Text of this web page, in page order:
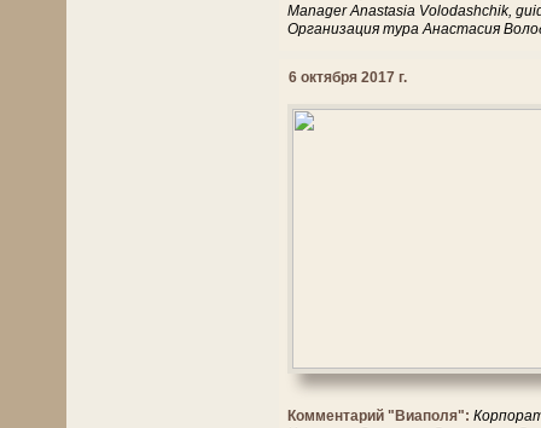
Manager Anastasia Volodashchik,
Организация тура Анастасия
6 октября 2017 г.
Комментарий "Виаполя":